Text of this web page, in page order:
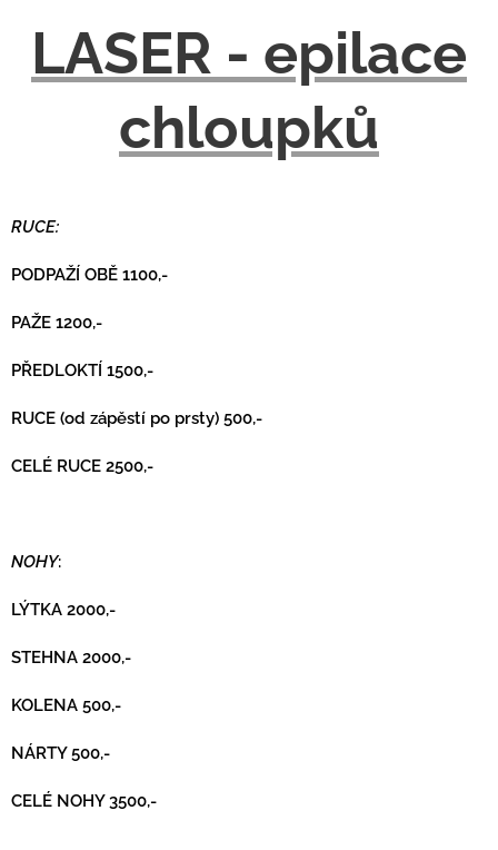
LASER - epilace
chloupků
RUCE:
PODPAŽÍ OBĚ 1100,-
PAŽE 1200,-
PŘEDLOKTÍ 1500,-
RUCE (od zápěstí po prsty) 500,-
CELÉ RUCE 2500,-
NOHY:
LÝTKA 2000,-
STEHNA 2000,-
KOLENA 500,-
NÁRTY 500,-
CELÉ NOHY 3500,-